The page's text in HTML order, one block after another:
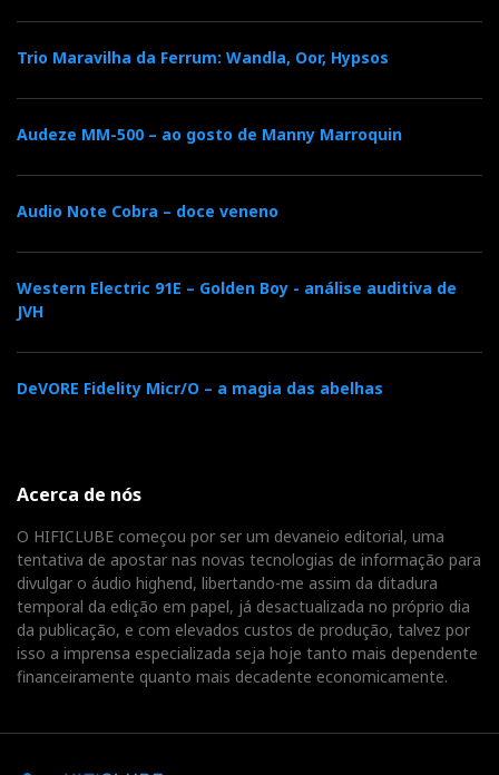
Trio Maravilha da Ferrum: Wandla, Oor, Hypsos
Audeze MM-500 – ao gosto de Manny Marroquin
Audio Note Cobra – doce veneno
Western Electric 91E – Golden Boy - análise auditiva de
JVH
DeVORE Fidelity Micr/O – a magia das abelhas
Acerca de nós
O HIFICLUBE começou por ser um devaneio editorial, uma
tentativa de apostar nas novas tecnologias de informação para
divulgar o áudio highend, libertando-me assim da ditadura
temporal da edição em papel, já desactualizada no próprio dia
da publicação, e com elevados custos de produção, talvez por
isso a imprensa especializada seja hoje tanto mais dependente
financeiramente quanto mais decadente economicamente.